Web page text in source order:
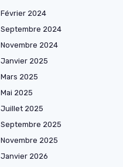
Février 2024
Septembre 2024
Novembre 2024
Janvier 2025
Mars 2025
Mai 2025
Juillet 2025
Septembre 2025
Novembre 2025
Janvier 2026